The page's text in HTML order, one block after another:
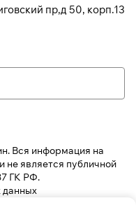
пр,д 50, корп.13
Вся информация на
не является публичной
ГК РФ.
данных